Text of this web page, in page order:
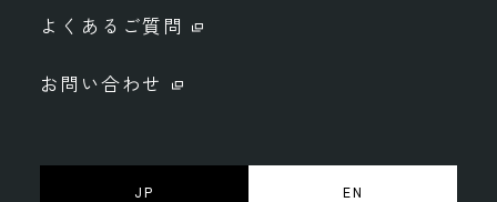
よくあるご質問
お問い合わせ
JP EN